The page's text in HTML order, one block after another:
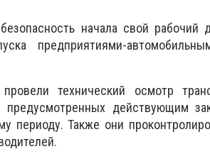
начала свой рабочий
предприятиями-
технический осмотр
действующим
периоду. Также они